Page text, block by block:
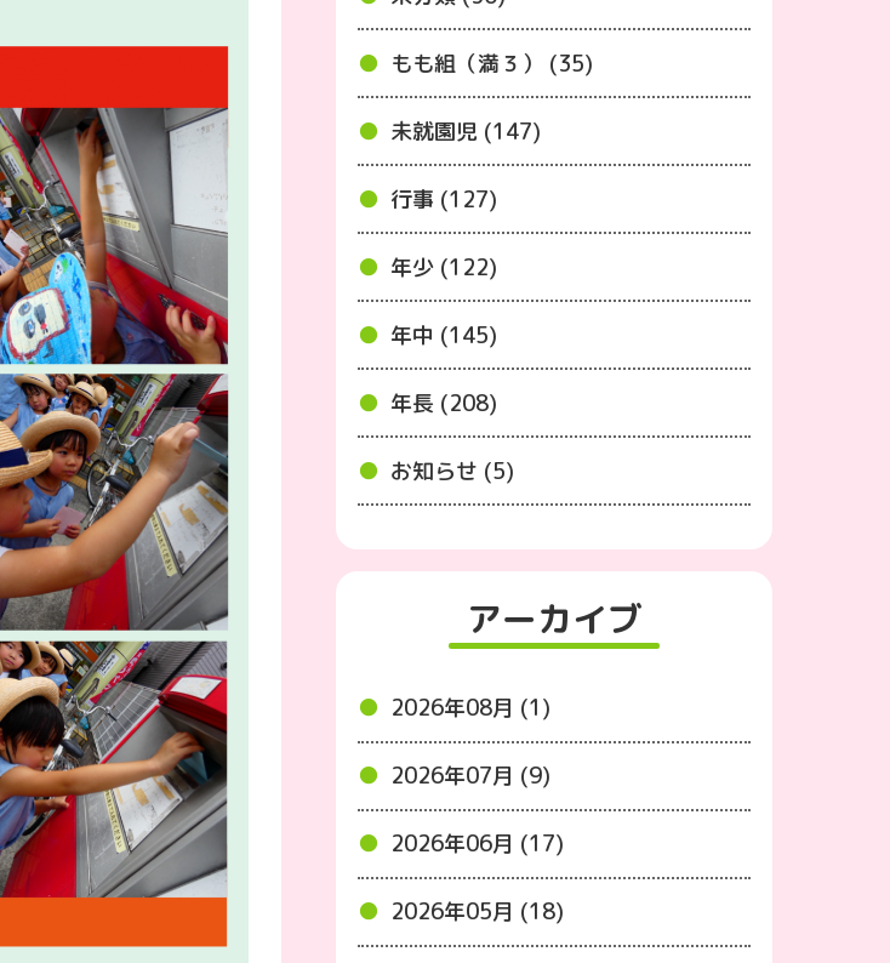
もも組（満３） (35)
未就園児 (147)
行事 (127)
年少 (122)
年中 (145)
年長 (208)
お知らせ (5)
アーカイブ
2026年08月 (1)
2026年07月 (9)
2026年06月 (17)
2026年05月 (18)